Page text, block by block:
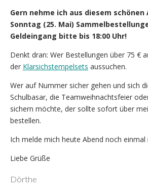
Gern nehme ich aus diesem schönen
Sonntag (25. Mai)
Geldeingang bitte bis 18:00 Uhr!
Denkt dran: Wer Bestellungen über 75 €
der Klarsichstempelsets aussuchen.
Wer auf Nummer sicher gehen und sich
Schulbasar, die Teamweihnachtsfeier
sichern möchte, der sollte sofort über
bestellen.
Ich melde mich heute Abend noch
Liebe Grüße
Dörthe